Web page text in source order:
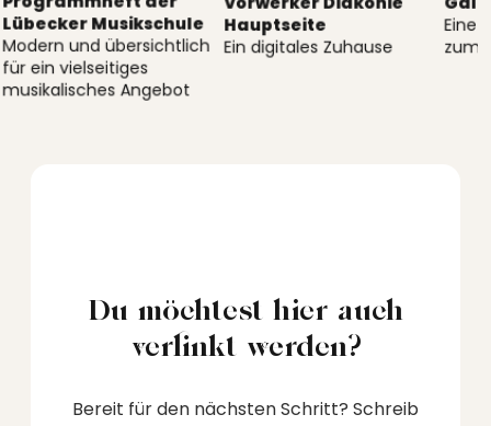
Lübecker Musikschule
Modern und übersichtlich
für ein vielseitiges
musikalisches Angebot
Hauptseite
Ein digitales Zuhause
Eine
zum
Du möchtest hier auch
verlinkt werden?
Bereit für den nächsten Schritt? Schreib